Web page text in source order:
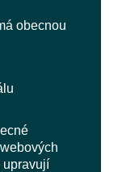
obecnou
upravují